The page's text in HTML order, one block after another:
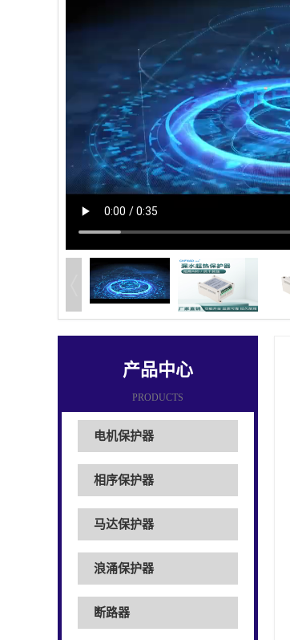
产品中心
PRODUCTS
电机保护器
相序保护器
马达保护器
浪涌保护器
断路器